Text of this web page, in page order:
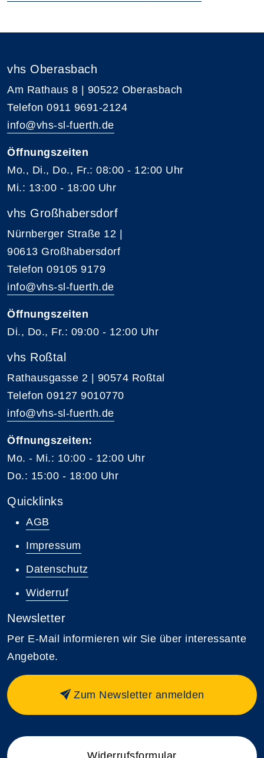
vhs Oberasbach
Am Rathaus 8 | 90522 Oberasbach
Telefon 0911 9691-2124
info@vhs-sl-fuerth.de
Öffnungszeiten
Mo., Di., Do., Fr.: 08:00 - 12:00 Uhr
Mi.: 13:00 - 18:00 Uhr
vhs Großhabersdorf
Nürnberger Straße 12 |
90613 Großhabersdorf
Telefon 09105 9179
info@vhs-sl-fuerth.de
Öffnungszeiten
Di., Do., Fr.: 09:00 - 12:00 Uhr
vhs Roßtal
Rathausgasse 2 | 90574 Roßtal
Telefon 09127 9010770
info@vhs-sl-fuerth.de
Öffnungszeiten:
Mo. - Mi.: 10:00 - 12:00 Uhr
Do.: 15:00 - 18:00 Uhr
Quicklinks
AGB
Impressum
Datenschutz
Widerruf
Newsletter
Per E-Mail informieren wir Sie über interessante
Angebote.
Zum Newsletter anmelden
Widerrufsformular